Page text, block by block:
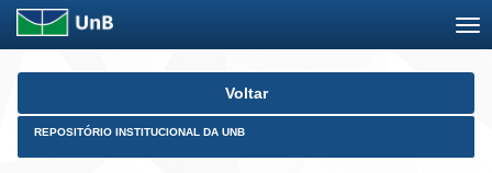
Skip
Voltar
REPOSITÓRIO INSTITUCIONAL DA UNB